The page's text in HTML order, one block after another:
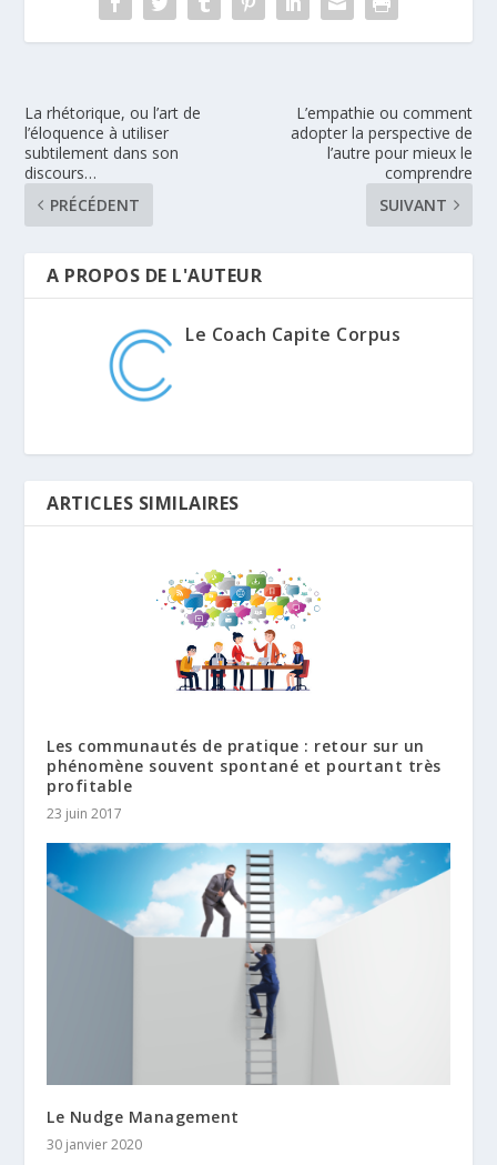
La rhétorique, ou l’art de
l’éloquence à utiliser
subtilement dans son
discours…
PRÉCÉDENT
L’empathie ou comment
adopter la perspective de
l’autre pour mieux le
comprendre
SUIVANT
A PROPOS DE L'AUTEUR
Le Coach Capite Corpus
ARTICLES SIMILAIRES
Les communautés de pratique : retour sur un
phénomène souvent spontané et pourtant très
profitable
23 juin 2017
Le Nudge Management
30 janvier 2020